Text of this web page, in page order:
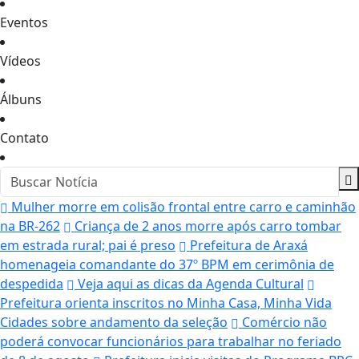
Eventos
Vídeos
Álbuns
Contato
Mulher morre em colisão frontal entre carro e caminhão
na BR-262
Criança de 2 anos morre após carro tombar
em estrada rural; pai é preso
Prefeitura de Araxá
homenageia comandante do 37º BPM em cerimônia de
despedida
Veja aqui as dicas da Agenda Cultural
Prefeitura orienta inscritos no Minha Casa, Minha Vida
Cidades sobre andamento da seleção
Comércio não
poderá convocar funcionários para trabalhar no feriado